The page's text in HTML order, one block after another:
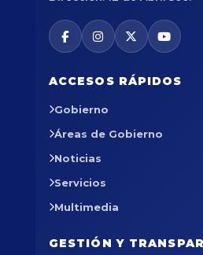
ACCESOS RÁPIDOS
Gobierno
Áreas de Gobierno
Noticias
Servicios
Multimedia
GESTIÓN Y